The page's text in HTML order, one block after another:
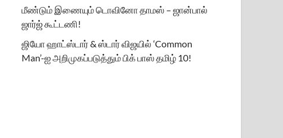
மீண்டும் இணையும் டொவினோ தாமஸ் – ஜான்பால்
ஜார்ஜ் கூட்டணி!
ஜியோ ஹாட்ஸ்டார் & ஸ்டார் விஜயில் ‘Common
Man’-ஐ அறிமுகப்படுத்தும் பிக் பாஸ் தமிழ் 10!